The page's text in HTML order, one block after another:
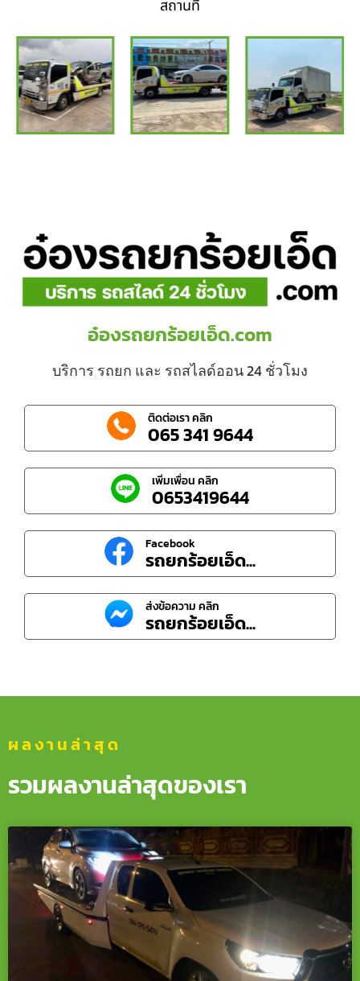
สถานที่
อ๋องรถยกร้อยเอ็ด.com
บริการ รถยก และ รถสไลด์ออน 24 ชั่วโมง
ติดต่อเรา คลิก
065 341 9644
เพิ่มเพื่อน คลิก
0653419644
Facebook
รถยกร้อยเอ็ด...
ส่งข้อความ คลิก
รถยกร้อยเอ็ด...
ผลงานล่าสุด
รวมผลงานล่าสุดของเรา